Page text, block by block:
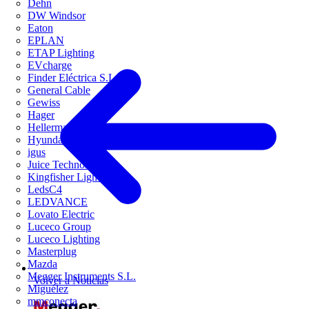
Dehn
DW Windsor
Eaton
EPLAN
ETAP Lighting
EVcharge
Finder Eléctrica S.L.U
General Cable
Gewiss
Hager
HellermannTyton
Hyundai Electric
igus
Juice Technology
Kingfisher Lighting
LedsC4
LEDVANCE
Lovato Electric
Luceco Group
Luceco Lighting
Masterplug
Mazda
Megger Instruments S.L.
Miguélez
mmconecta
Volver a Noticias